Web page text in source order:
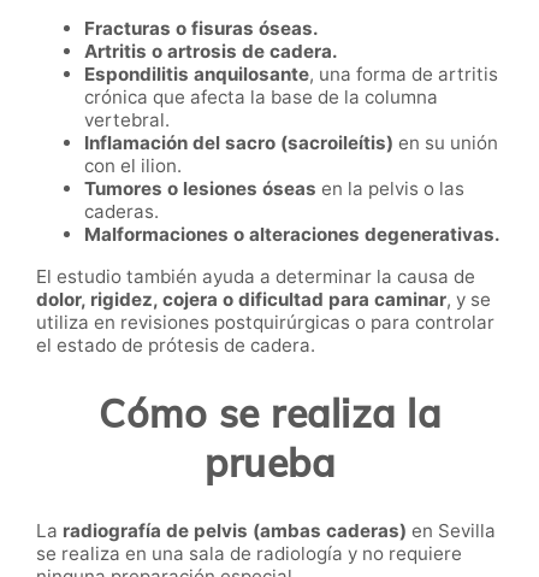
Fracturas o fisuras óseas.
Artritis o artrosis de cadera.
Espondilitis anquilosante, una forma de artritis
crónica que afecta la base de la columna
vertebral.
Inflamación del sacro (sacroileítis) en su unión
con el ilion.
Tumores o lesiones óseas en la pelvis o las
caderas.
Malformaciones o alteraciones degenerativas.
El estudio también ayuda a determinar la causa de
dolor, rigidez, cojera o dificultad para caminar, y se
utiliza en revisiones postquirúrgicas o para controlar
el estado de prótesis de cadera.
Cómo se realiza la
prueba
La radiografía de pelvis (ambas caderas) en Sevilla
se realiza en una sala de radiología y no requiere